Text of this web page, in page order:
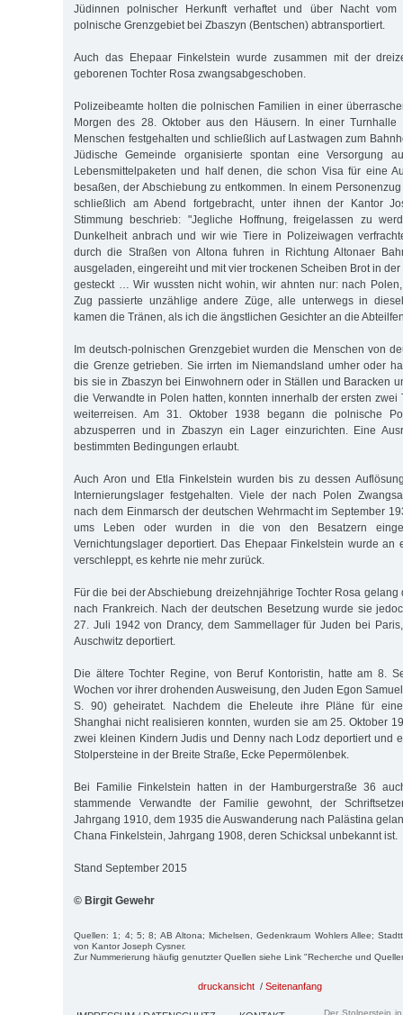
Jüdinnen polnischer Herkunft verhaftet und über Nacht vom
polnische Grenzgebiet bei Zbaszyn (Bentschen) abtransportiert.
Auch das Ehepaar Finkelstein wurde zusammen mit der
geborenen Tochter Rosa zwangsabgeschoben.
Polizeibeamte holten die polnischen Familien in einer
Morgen des 28. Oktober aus den Häusern. In einer Turnhalle
Menschen festgehalten und schließlich auf Lastwagen zum
Jüdische Gemeinde organisierte spontan eine Versorgung
Lebensmittelpaketen und half denen, die schon Visa für eine
besaßen, der Abschiebung zu entkommen. In einem
schließlich am Abend fortgebracht, unter ihnen der Kantor
Stimmung beschrieb: "Jegliche Hoffnung, freigelassen zu
Dunkelheit anbrach und wir wie Tiere in Polizeiwagen
durch die Straßen von Altona fuhren in Richtung Altonaer
ausgeladen, eingereiht und mit vier trockenen Scheiben Brot in
gesteckt … Wir wussten nicht wohin, wir ahnten nur: nach
Zug passierte unzählige andere Züge, alle unterwegs in
kamen die Tränen, als ich die ängstlichen Gesichter an die
Im deutsch-polnischen Grenzgebiet wurden die Menschen von
die Grenze getrieben. Sie irrten im Niemandsland umher oder
bis sie in Zbaszyn bei Einwohnern oder in Ställen und Baracken
die Verwandte in Polen hatten, konnten innerhalb der ersten zwei
weiterreisen. Am 31. Oktober 1938 begann die polnische
abzusperren und in Zbaszyn ein Lager einzurichten. Eine
bestimmten Bedingungen erlaubt.
Auch Aron und Etla Finkelstein wurden bis zu dessen
Internierungslager festgehalten. Viele der nach Polen
nach dem Einmarsch der deutschen Wehrmacht im September
ums Leben oder wurden in die von den Besatzern
Vernichtungslager deportiert. Das Ehepaar Finkelstein wurde an
verschleppt, es kehrte nie mehr zurück.
Für die bei der Abschiebung dreizehnjährige Tochter Rosa gelang
nach Frankreich. Nach der deutschen Besetzung wurde sie
27. Juli 1942 von Drancy, dem Sammellager für Juden bei
Auschwitz deportiert.
Die ältere Tochter Regine, von Beruf Kontoristin, hatte am 8.
Wochen vor ihrer drohenden Ausweisung, den Juden Egon
S. 90) geheiratet. Nachdem die Eheleute ihre Pläne für
Shanghai nicht realisieren konnten, wurden sie am 25. Oktober
zwei kleinen Kindern Judis und Denny nach Lodz deportiert und
Stolpersteine in der Breite Straße, Ecke Pepermölenbek.
Bei Familie Finkelstein hatten in der Hamburgerstraße 36
stammende Verwandte der Familie gewohnt, der
Jahrgang 1910, dem 1935 die Auswanderung nach Palästina
Chana Finkelstein, Jahrgang 1908, deren Schicksal unbekannt ist.
Stand September 2015
© Birgit Gewehr
Quellen: 1; 4; 5; 8; AB Altona; Michelsen, Gedenkraum Wohlers Allee;
von Kantor Joseph Cysner.
Zur Nummerierung häufig genutzter Quellen siehe Link "Recherche und
druckansicht / Seitenanfang
Der Stolperstein